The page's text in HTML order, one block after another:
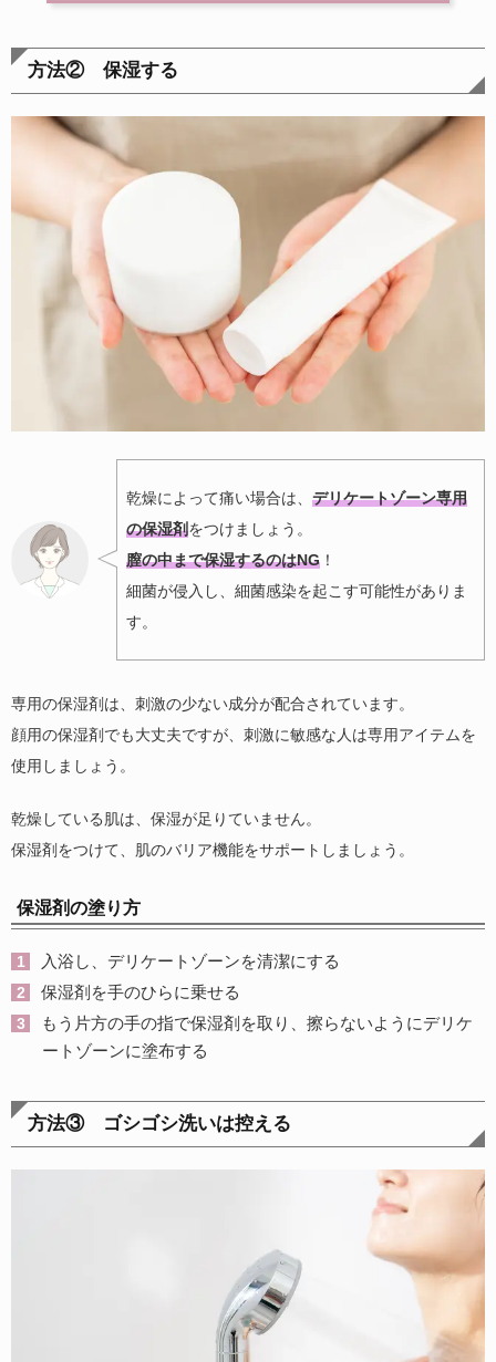
方法② 保湿する
乾燥によって痛い場合は、 デリケートゾーン専用
の保湿剤をつけましょう。
膣の中まで保湿するのはNG ！
細菌が侵入し、細菌感染を起こす可能性がありま
す。
専用の保湿剤は、刺激の少ない成分が配合されています。
顔用の保湿剤でも大丈夫ですが、刺激に敏感な人は専用アイテムを
使用しましょう。
乾燥している肌は、保湿が足りていません。
保湿剤をつけて、肌のバリア機能をサポートしましょう。
保湿剤の塗り方
入浴し、デリケートゾーンを清潔にする
保湿剤を手のひらに乗せる
もう片方の手の指で保湿剤を取り、擦らないようにデリケ
ートゾーンに塗布する
方法③ ゴシゴシ洗いは控える